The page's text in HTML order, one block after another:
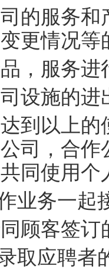
司的服务
更情况
品，服务进
司设施的进
到以上的
司，合
同使用个
业务一起
同顾客签订
取应聘者